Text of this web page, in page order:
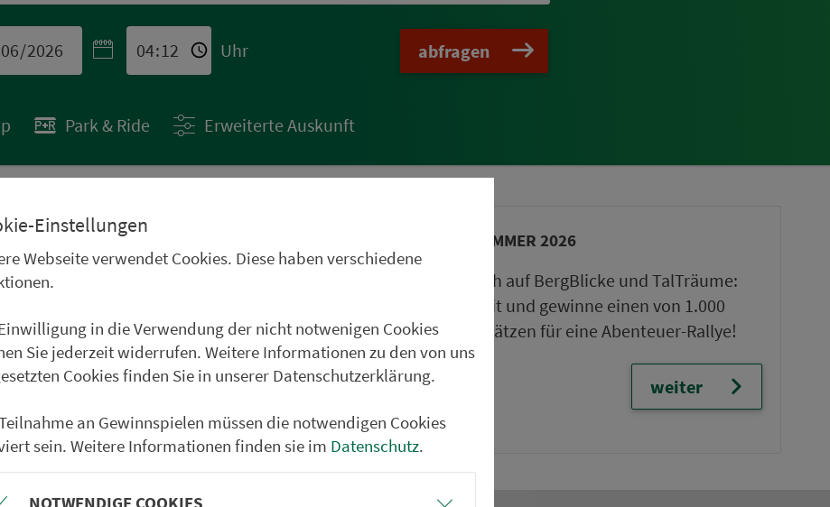
Uhr abfragen
Park & Ride Erweiterte Auskunft
STÄDTETIPPS
im Oberpfälzer
im
und im Weinparadies
Städtetipp in Roth.
VGN-SOMMER 2026
Freu dich auf BergBlicke und TalTräume:
Mach mit und gewinne einen von 1.000
Team-Plätzen für eine Abenteuer-Rallye!
weiter
Einstellungen
Webseite verwendet Cookies. Diese haben verschiedene
in die Verwendung der nicht notwenigen Cookies
Sie jederzeit widerrufen. Weitere Informationen zu den von uns
Cookies finden Sie in unserer Datenschutzerklärung.
an Gewinnspielen müssen die notwendigen Cookies
sein. Weitere Informationen finden sie im Datenschutz.
NOTWENDIGE COOKIES